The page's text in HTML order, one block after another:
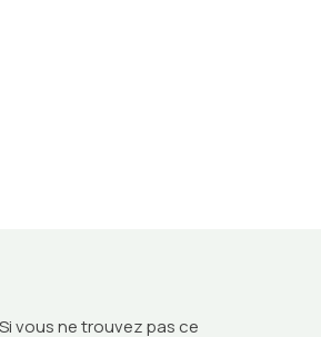
vous ne trouvez pas ce